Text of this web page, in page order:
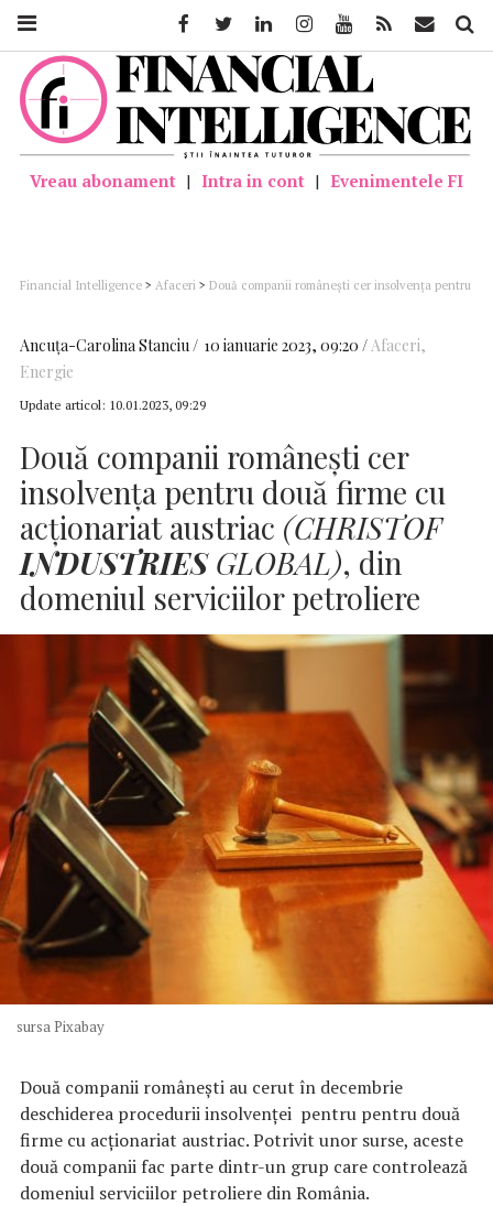
Vreau abonament | Intra in cont | Evenimentele FI
Financial Intelligence > Afaceri > Două companii româneşti cer insolvenţa pentru
Ancuţa-Carolina Stanciu 10 ianuarie 2023, 09:20 Afaceri,
Energie
Update articol: 10.01.2023, 09:29
Două companii româneşti cer
insolvenţa pentru două firme cu
acţionariat austriac (CHRISTOF
INDUSTRIESGLOBAL), din
domeniul serviciilor petroliere
sursa Pixabay
Două companii româneşti au cerut în decembrie
deschiderea procedurii insolvenţei pentru pentru două
firme cu acţionariat austriac. Potrivit unor surse, aceste
două companii fac parte dintr-un grup care controlează
domeniul serviciilor petroliere din România.
FacebookTwitter LinkedinInstagramYoutube Feed Mail